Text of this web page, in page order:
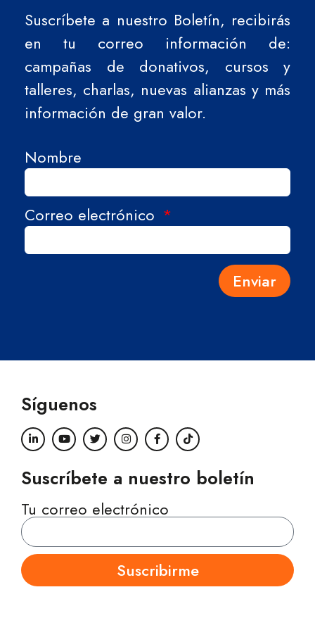
Suscríbete a nuestro Boletín, recibirás
en tu correo información de:
campañas de donativos, cursos y
talleres, charlas, nuevas alianzas y más
información de gran valor.
Nombre
Correo electrónico
Enviar
Síguenos
Suscríbete a nuestro boletín
Tu correo electrónico
Suscribirme